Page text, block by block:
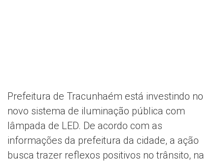
Prefeitura de Tracunhaém está investindo no
novo sistema de iluminação pública com
lâmpada de LED. De acordo com as
informações da prefeitura da cidade, a ação
busca trazer reflexos positivos no trânsito, na